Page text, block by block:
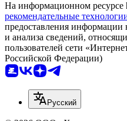
На информационном ресурсе
рекомендательные
предоставления информации
и анализа сведений,
пользователей сети
Российской Федерации)
Русский